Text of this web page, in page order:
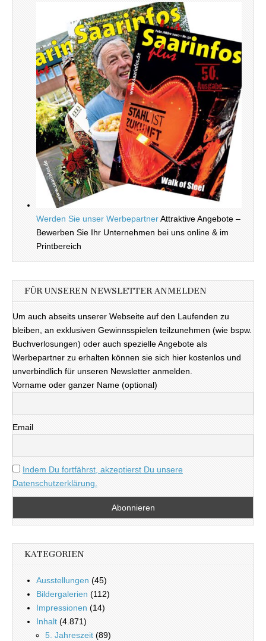
Werden Sie unser WerbepartnerAttraktive Angebote –
Bewerben Sie Ihr Unternehmen bei uns online & im
Printbereich
FÜR UNSEREN NEWSLETTER ANMELDEN
Um auch abseits unserer Webseite auf den Laufenden zu
bleiben, an exklusiven Gewinnsspielen teilzunehmen (wie bspw.
Buchverlosungen) oder auch spezielle Angebote als
Werbepartner zu erhalten können sie sich hier kostenlos und
unverbindlich für unseren Newsletter anmelden.
Vorname oder ganzer Name (optional)
Email
Indem Du fortfährst, akzeptierst Du unsere
Datenschutzerklärung.
KATEGORIEN
Ausstellungen (45)
Bildergalerien (112)
Impressionen (14)
Inhalt (4.871)
5. Jahreszeit (89)